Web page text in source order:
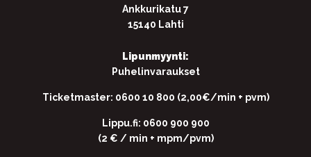
Ankkurikatu 7
15140 Lahti
Lipunmyynti:
Puhelinvaraukset
Ticketmaster: 0600 10 800 (2,00€/min + pvm)
Lippu.fi: 0600 900 900
(2 € / min + mpm/pvm)